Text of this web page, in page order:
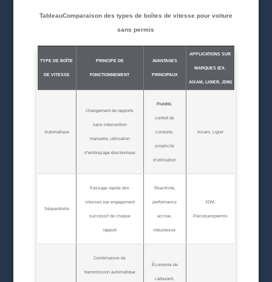
TableauComparaison des types de boîtes de vitesse pour voiture
sans permis
TYPE DE BOÎTE
DE VITESSE
PRINCIPE DE
FONCTIONNEMENT
AVANTAGES
PRINCIPAUX
APPLICATIONS SUR
MARQUES (EX.
AIXAM, LIGIER, JDM)
Automatique
Changement de rapports
sans intervention
manuelle, utilisation
d’embrayage électronique
Fluidité
confort de
conduite,
simplicité
d’utilisation
Aixam, Ligier
Séquentielle
Passage rapide des
vitesses par engagement
successif de chaque
rapport
Réactivité,
performance
accrue,
robustesse
JDM,
Piecesanspermis
Combinaison de
transmission automatique
Économie de
carburant,